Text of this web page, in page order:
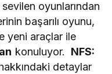
oyunlarından
başarılı oyunu,
yeni araçlar ile
konuluyor. NFS:
detaylar